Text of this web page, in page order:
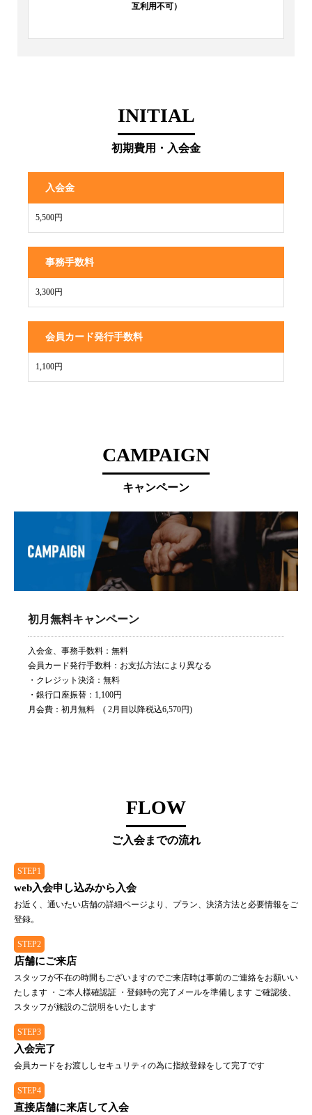
互利用不可）
INITIAL
初期費用・入会金
入会金
5,500円
事務手数料
3,300円
会員カード発行手数料
1,100円
CAMPAIGN
キャンペーン
初月無料キャンペーン
入会金、事務手数料：無料
会員カード発行手数料：お支払方法により異なる
・クレジット決済：無料
・銀行口座振替：1,100円
月会費：初月無料 ( 2月目以降税込6,570円)
FLOW
ご入会までの流れ
STEP1
web入会申し込みから入会
お近く、通いたい店舗の詳細ページより、プラン、決済方法と必要情報をご
登録。
STEP2
店舗にご来店
スタッフが不在の時間もございますのでご来店時は事前のご連絡をお願いい
たします ・ご本人様確認証 ・登録時の完了メールを準備します ご確認後、
スタッフが施設のご説明をいたします
STEP3
入会完了
会員カードをお渡ししセキュリティの為に指紋登録をして完了です
STEP4
直接店舗に来店して入会